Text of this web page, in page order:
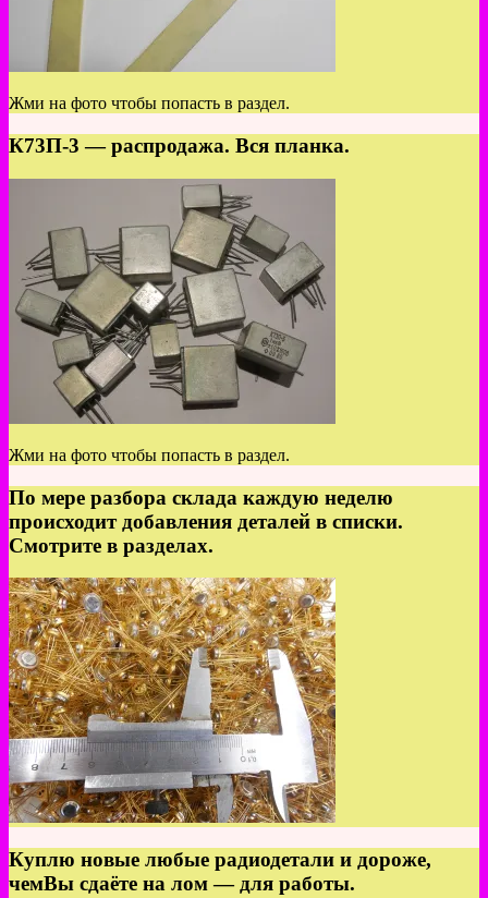
Жми на фото чтобы попасть в раздел.
К73П-3 — распродажа. Вся планка.
Жми на фото чтобы попасть в раздел.
По мере разбора склада каждую неделю
происходит добавления деталей в списки.
Смотрите в разделах.
Куплю новые любые радиодетали и дороже,
чемВы сдаёте на лом — для работы.